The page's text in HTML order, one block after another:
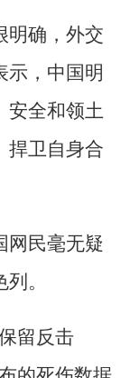
明确，外交
示，中国明
安全和领土
捍卫自身合
网民毫无疑
。
留反击